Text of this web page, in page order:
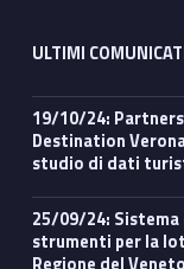
ULTIMI
19/10/24: Partnership con DMO Dolomiti Bellunesi e
Destination
studio di dati
25/09/24: Sistema economico e legalità, regole e
strumenti per la